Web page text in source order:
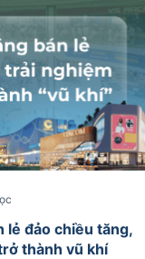
lẻ đảo chiều tăng,
thành vũ khí